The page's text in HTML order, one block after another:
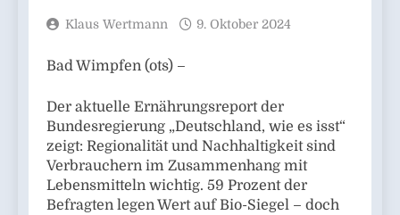
Klaus Wertmann 9. Oktober 2024
Bad Wimpfen (ots) –
Der aktuelle Ernährungsreport der
Bundesregierung „Deutschland, wie es isst“
zeigt: Regionalität und Nachhaltigkeit sind
Verbrauchern im Zusammenhang mit
Lebensmitteln wichtig. 59 Prozent der
Befragten legen Wert auf Bio-Siegel – doch